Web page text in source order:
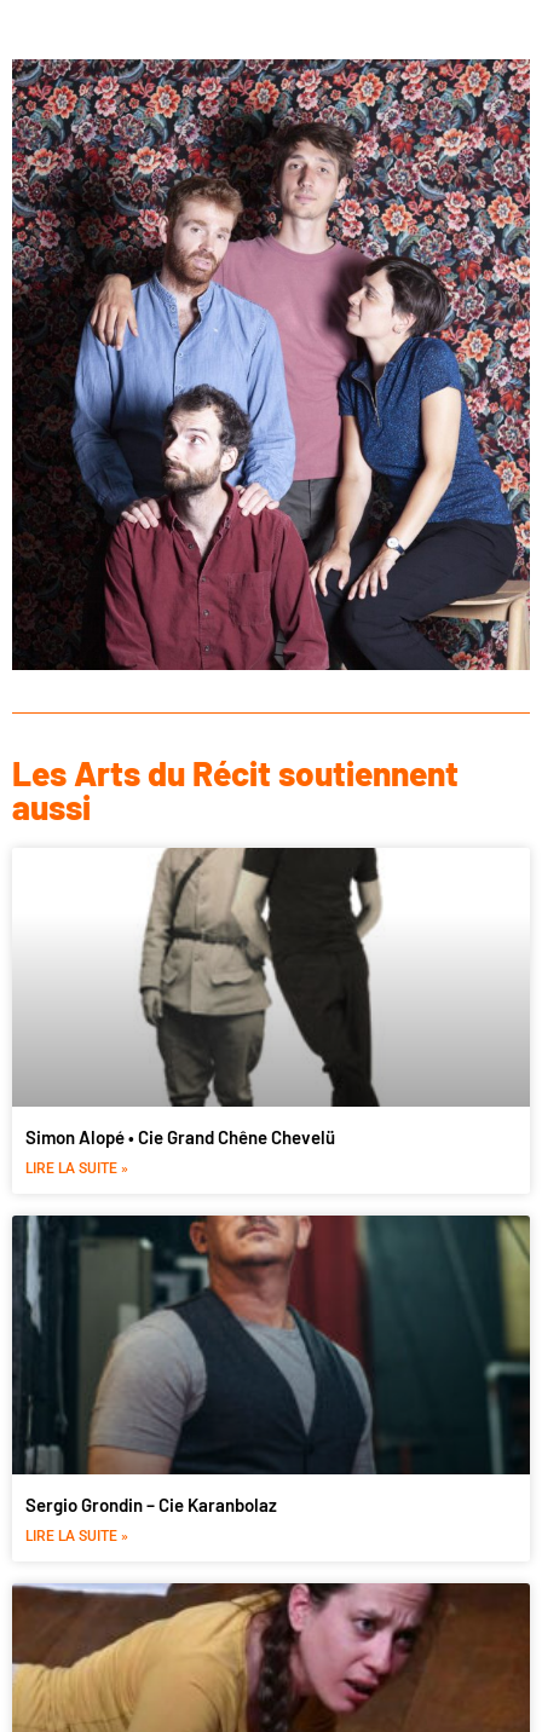
Les Arts du Récit soutiennent
aussi
Simon Alopé • Cie Grand Chêne Chevelü
LIRE LA SUITE »
Sergio Grondin – Cie Karanbolaz
LIRE LA SUITE »